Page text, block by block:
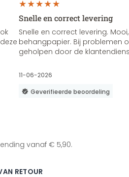
Snelle en correct levering
Snelle en correct levering.
behangpapier. Bij problemen
geholpen door de
11-06-2026
Geverifieerde beoordeling
vanaf € 5,90.
RETOUR